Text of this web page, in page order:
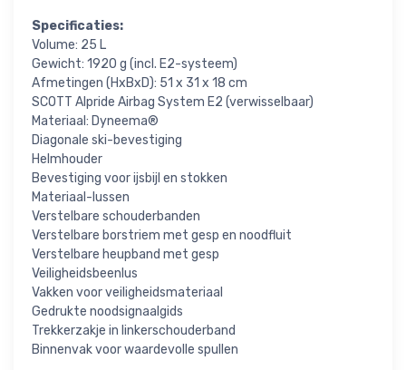
Specificaties:
Volume: 25 L
Gewicht: 1920 g (incl. E2-systeem)
Afmetingen (HxBxD): 51 x 31 x 18 cm
SCOTT Alpride Airbag System E2 (verwisselbaar)
Materiaal: Dyneema®
Diagonale ski-bevestiging
Helmhouder
Bevestiging voor ijsbijl en stokken
Materiaal-lussen
Verstelbare schouderbanden
Verstelbare borstriem met gesp en noodfluit
Verstelbare heupband met gesp
Veiligheidsbeenlus
Vakken voor veiligheidsmateriaal
Gedrukte noodsignaalgids
Trekkerzakje in linkerschouderband
Binnenvak voor waardevolle spullen